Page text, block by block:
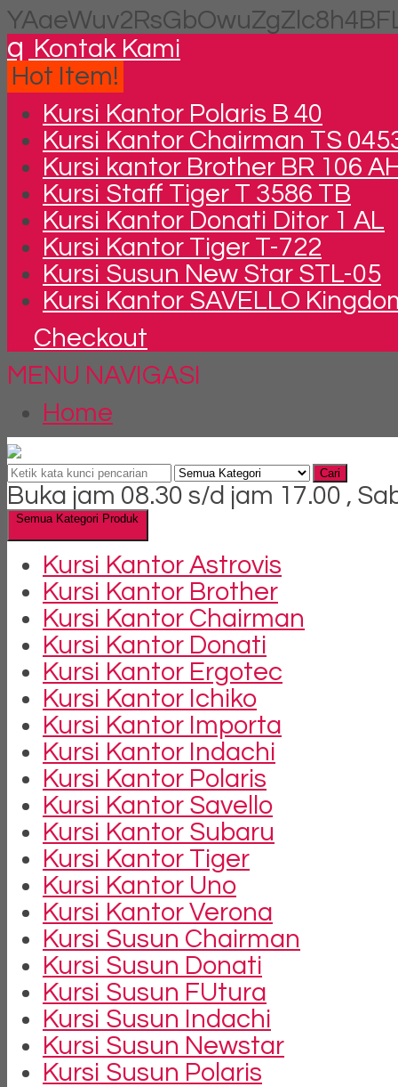
q Kontak Kami
Hot Item!
Kursi Kantor Polaris B 40
Kursi Kantor Chairman TS
Kursi kantor Brother BR 106
Kursi Staff Tiger T 3586 TB
Kursi Kantor Donati Ditor 1 AL
Kursi Kantor Tiger T-722
Kursi Susun New Star STL-05
Kursi Kantor SAVELLO
Checkout
MENU NAVIGASI
Home
Cari
Buka jam 08.30 s/d jam 17.00 ,
Semua Kategori Produk
Kursi Kantor Astrovis
Kursi Kantor Brother
Kursi Kantor Chairman
Kursi Kantor Donati
Kursi Kantor Ergotec
Kursi Kantor Ichiko
Kursi Kantor Importa
Kursi Kantor Indachi
Kursi Kantor Polaris
Kursi Kantor Savello
Kursi Kantor Subaru
Kursi Kantor Tiger
Kursi Kantor Uno
Kursi Kantor Verona
Kursi Susun Chairman
Kursi Susun Donati
Kursi Susun FUtura
Kursi Susun Indachi
Kursi Susun Newstar
Kursi Susun Polaris